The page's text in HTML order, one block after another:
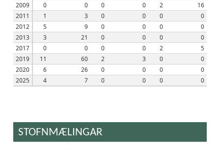
2009
0 0 0 0 2
16
2011
1 3 0 0 0
0
2012
5 9 0 0 0
0
2013
3 21 0 0 0
0
2017
0 0 0 0 2
5
2019
11 60 2 3 0
0
2020
6 26 0 0 0
0
2025
4 7 0 0 0 0
STOFNMÆLINGAR